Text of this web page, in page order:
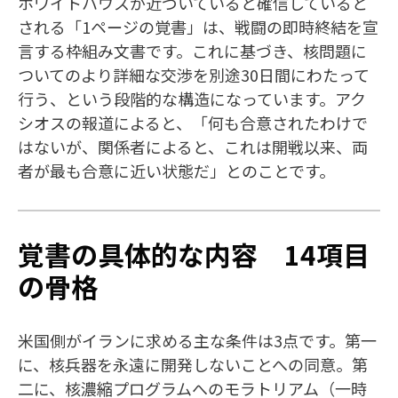
される「1ページの覚書」は、戦闘の即時終結を宣
言する枠組み文書です。これに基づき、核問題に
ついてのより詳細な交渉を別途30日間にわたって
行う、という段階的な構造になっています。アク
シオスの報道によると、「何も合意されたわけで
はないが、関係者によると、これは開戦以来、両
者が最も合意に近い状態だ」とのことです。
覚書の具体的な内容 14項目
の骨格
米国側がイランに求める主な条件は3点です。第一
に、核兵器を永遠に開発しないことへの同意。第
二に、核濃縮プログラムへのモラトリアム（一時